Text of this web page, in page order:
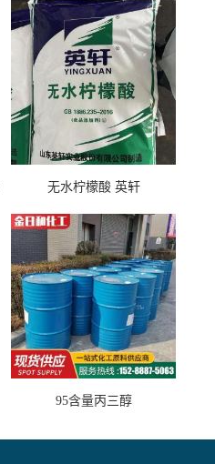
无水柠檬酸 英轩
95含量丙三醇